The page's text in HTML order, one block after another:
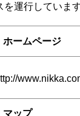
を運行していま
ホームページ
マップ